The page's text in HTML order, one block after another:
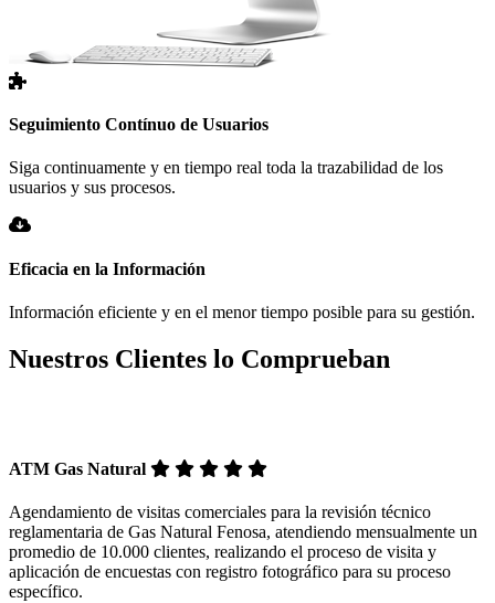
Seguimiento Contínuo de Usuarios
Siga continuamente y en tiempo real toda la trazabilidad de los
usuarios y sus procesos.
Eficacia en la Información
Información eficiente y en el menor tiempo posible para su gestión.
Nuestros Clientes lo Comprueban
ATM Gas Natural
Agendamiento de visitas comerciales para la revisión técnico
reglamentaria de Gas Natural Fenosa, atendiendo mensualmente un
promedio de 10.000 clientes, realizando el proceso de visita y
aplicación de encuestas con registro fotográfico para su proceso
específico.